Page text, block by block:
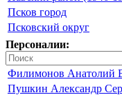
Псков город
Псковский округ
Персоналии:
Филимонов Анатолий
Пушкин Александр